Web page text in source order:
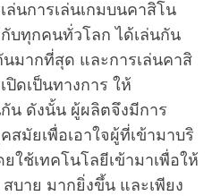
ล่นการเล่นเกมบนคาสิโน
บทุกคนทั่วโลก ได้เล่นกัน
มากที่สุด และการเล่นคาสิ
ปิดเป็นทางการ ให้
น ดังนั้น ผู้ผลิตจึงมีการ
มัยเพื่อเอาใจผู้ที่เข้ามาบริ
ใช้เทคโนโลยีเข้ามาเพื่อให้
บาย มากยิ่งขึ้น และเพียง